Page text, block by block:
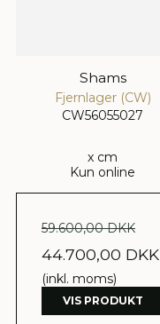
Shams
Fjernlager (CW)
CW56055027
x cm
Kun online
59.600,00 DKK
44.700,00 DKK
(inkl. moms)
VIS PRODUKT